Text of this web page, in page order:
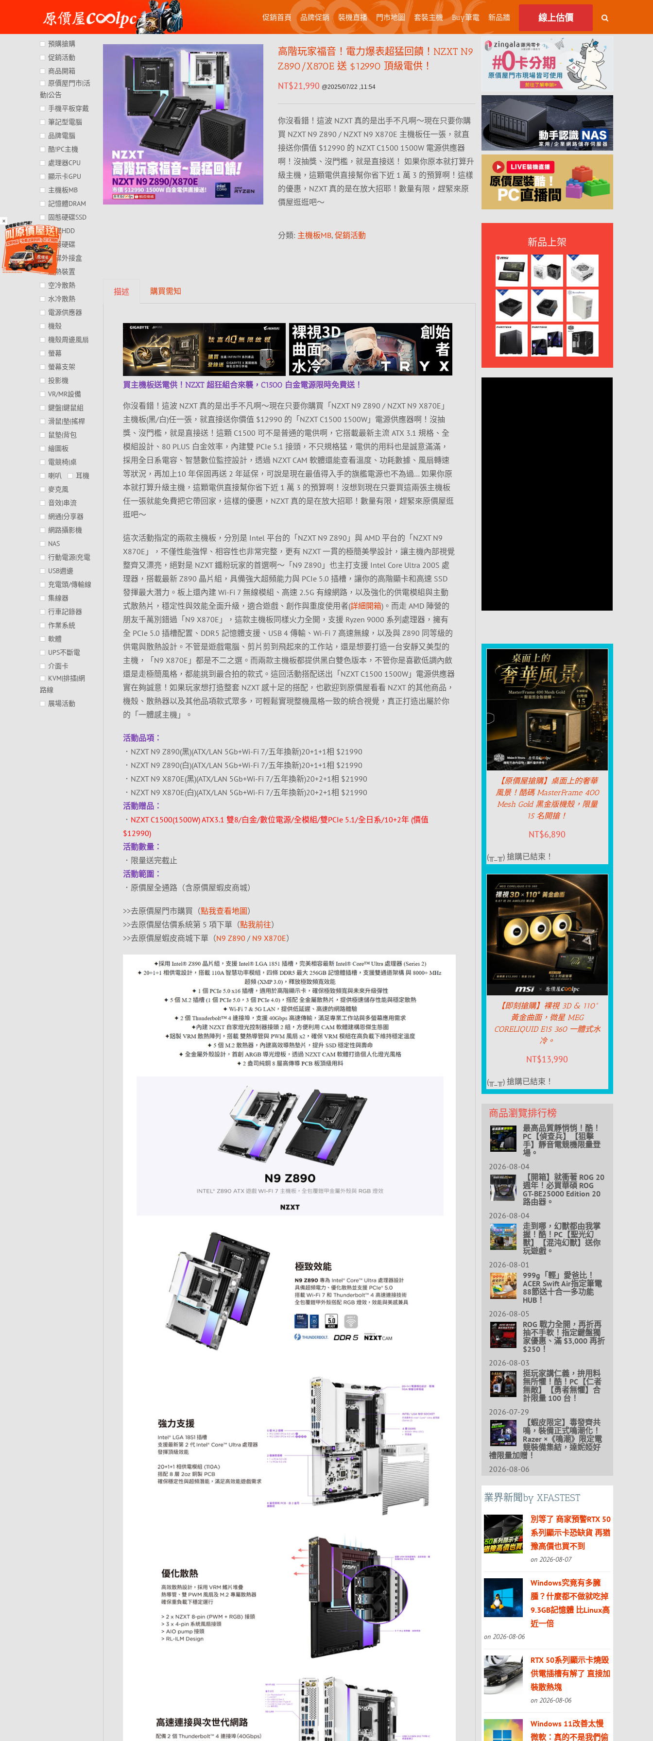
×
content
促銷首頁 品牌促銷 裝機直播 門市地圖 套裝主機 Buy筆電 新品牆 線上估價
高階玩家福音！電力爆表超猛回饋！NZXT N9
Z890/X870E 送 $12990 頂級電供！
NT$21,990 @2025/07/22 ,11:54
你沒看錯！這波 NZXT 真的是出手不凡啊～現在只要你購
買 NZXT N9 Z890 / NZXT N9 X870E 主機板任一張，就直
接送你價值 $12990 的 NZXT C1500 1500W 電源供應器
啊！沒抽獎、沒門檻，就是直接送！ 如果你原本就打算升
級主機，這顆電供直接幫你省下近 1 萬 3 的預算啊！這樣
的優惠，NZXT 真的是在放大招耶！數量有限，趕緊來原
價屋逛逛吧～
分類: 主機板MB, 促銷活動
描述 購買需知
買主機板送電供！NZXT 超狂組合來襲，C1500 白金電源限時免費送！
你沒看錯！這波 NZXT 真的是出手不凡啊～現在只要你購買「NZXT N9 Z890 / NZXT N9 X870E」
主機板(黑/白)任一張，就直接送你價值 $12990 的「NZXT C1500 1500W」電源供應器啊！沒抽
獎、沒門檻，就是直接送！這顆 C1500 可不是普通的電供啊，它搭載最新主流 ATX 3.1 規格、全
模組設計、80 PLUS 白金效率，內建雙 PCIe 5.1 接頭，不只規格猛，電供的用料也是誠意滿滿，
採用全日系電容、智慧數位監控設計，透過 NZXT CAM 軟體還能查看溫度、功耗數據、風扇轉速
等狀況，再加上10 年保固再送 2 年延保，可說是現在最值得入手的旗艦電源也不為過… 如果你原
本就打算升級主機，這顆電供直接幫你省下近 1 萬 3 的預算啊！沒想到現在只要買這兩張主機板
任一張就能免費把它帶回家，這樣的優惠，NZXT 真的是在放大招耶！數量有限，趕緊來原價屋逛
逛吧～
這次活動指定的兩款主機板，分別是 Intel 平台的「NZXT N9 Z890」與 AMD 平台的「NZXT N9
X870E」，不僅性能強悍、相容性也非常完整，更有 NZXT 一貫的極簡美學設計，讓主機內部視覺
整齊又漂亮，絕對是 NZXT 鐵粉玩家的首選啊～「N9 Z890」也主打支援 Intel Core Ultra 200S 處
理器，搭載最新 Z890 晶片組，具備強大超頻能力與 PCIe 5.0 插槽，讓你的高階顯卡和高速 SSD
發揮最大潛力。板上還內建 Wi-Fi 7 無線模組、高速 2.5G 有線網路，以及強化的供電模組與主動
式散熱片，穩定性與效能全面升級，適合遊戲、創作與重度使用者(詳細開箱)。而走 AMD 陣營的
朋友千萬別錯過「N9 X870E」，這款主機板同樣火力全開，支援 Ryzen 9000 系列處理器，擁有
全 PCIe 5.0 插槽配置、DDR5 記憶體支援、USB 4 傳輸、Wi-Fi 7 高速無線，以及與 Z890 同等級的
供電與散熱設計。不管是遊戲電腦、剪片剪到飛起來的工作站，還是想要打造一台安靜又美型的
主機，「N9 X870E」都是不二之選。而兩款主機板都提供黑白雙色版本，不管你是喜歡低調內斂
還是走極簡風格，都能挑到最合拍的款式。這回活動搭配送出「NZXT C1500 1500W」電源供應器
實在夠誠意！如果玩家想打造整套 NZXT 感十足的搭配，也歡迎到原價屋看看 NZXT 的其他商品，
機殼、散熱器以及其他品項款式眾多，可輕鬆實現整機風格一致的統合視覺，真正打造出屬於你
的「一體感主機」。
活動品項：
．NZXT N9 Z890(黑)(ATX/LAN 5Gb+Wi-Fi 7/五年換新)20+1+1相 $21990
．NZXT N9 Z890(白)(ATX/LAN 5Gb+Wi-Fi 7/五年換新)20+1+1相 $21990
．NZXT N9 X870E(黑)(ATX/LAN 5Gb+Wi-Fi 7/五年換新)20+2+1相 $21990
．NZXT N9 X870E(白)(ATX/LAN 5Gb+Wi-Fi 7/五年換新)20+2+1相 $21990
活動贈品：
． NZXT C1500(1500W) ATX3.1 雙8/白金/數位電源/全模組/雙PCIe 5.1/全日系/10+2年 (價值
$12990)
活動數量：
．限量送完截止
活動範圍：
．原價屋全通路（含原價屋蝦皮商城）
>>去原價屋門市購買（點我查看地圖）
>>去原價屋估價系統第 5 項下單（點我前往）
>>去原價屋蝦皮商城下單（N9 Z890 / N9 X870E）
預購搶購
促銷活動
商品開箱
原價屋門市|活
動|公告
手機平板穿戴
筆記型電腦
品牌電腦
酷!PC主機
處理器CPU
顯示卡GPU
主機板MB
記憶體DRAM
固態硬碟SSD
硬碟HDD
外接硬碟
硬碟外接盒
散熱裝置
空冷散熱
水冷散熱
電源供應器
機殼
機殼周邊風扇
螢幕
螢幕支架
投影機
VR/MR設備
鍵盤|鍵鼠組
滑鼠|墊|搖桿
鼠墊|背包
繪圖板
電競椅|桌
喇叭
耳機
麥克風
音效|串流
網通|分享器
網路攝影機
NAS
行動電源|充電
USB週邊
充電頭/傳輸線
集線器
行車記錄器
作業系統
軟體
UPS不斷電
介面卡
KVM|排插|網
路線
展場活動
新品上架
【原價屋搶購】桌面上的奢華
風景！酷碼 MasterFrame 400
Mesh Gold 黑金版機殼，限量
15 名開搶！
NT$6,890
(╥_╥) 搶購已結束！
【即刻搶購】裸視 3D & 110°
黃金曲面，微星 MEG
CORELIQUID E15 360 一體式水
冷。
NT$13,990
(╥_╥) 搶購已結束！
商品瀏覽排行榜
最高品質靜悄悄！酷！
PC【偵查兵】【狙擊
手】靜音電競機限量登
場。
2026-08-04
【開箱】就衝著 ROG 20
週年！必買華碩 ROG
GT-BE25000 Edition 20
路由器。
2026-08-04
走到哪，幻獸都由我掌
握！酷！PC【聖光幻
獸】【混沌幻獸】送你
玩遊戲。
2026-08-01
999g「輕」愛爸比！
ACER Swift Air指定筆電
88節送十合一多功能
HUB！
2026-08-05
ROG 戰力全開，再折再
抽不手軟！指定鍵盤獨
家優惠、滿 $3,000 再折
$250！
2026-08-03
挺玩家講仁義，拚用料
無所懼！酷！PC【仁者
無敵】【勇者無懼】合
計限量 100 台！
2026-07-29
【蝦皮限定】毒發齊共
鳴，裝備正式鳴潮化！
Razer ×《鳴潮》限定電
競裝備集結，達妮婭好
禮限量加贈！
2026-08-06
業界新聞by XFASTEST
別等了 商家預警RTX 50
系列顯示卡恐缺貨 再猶
豫高價也買不到
on 2026-08-07
Windows究竟有多臃
腫？什麼都不做就吃掉
9.3GB記憶體 比Linux高
近一倍
on 2026-08-06
RTX 50系列顯示卡燒毀
供電插槽有解了 直接加
裝散熱塊
on 2026-08-06
Windows 11改善太慢
微軟：真的不是我們偷